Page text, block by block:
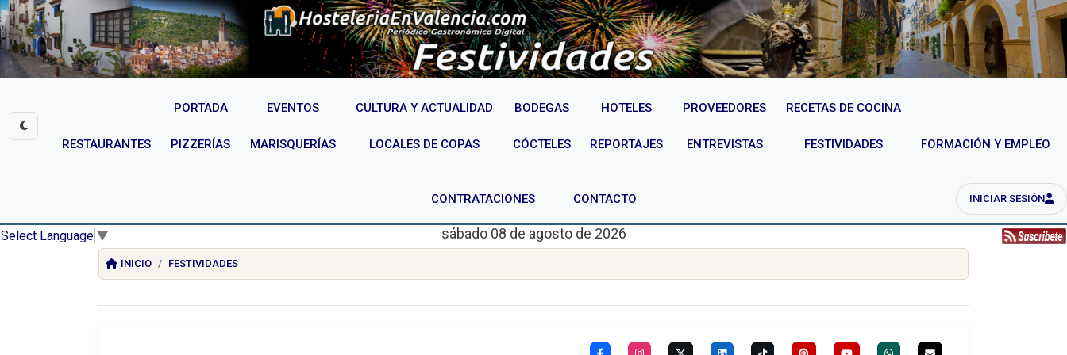
PORTADA EVENTOS CULTURA Y ACTUALIDAD BODEGAS HOTELES PROVEEDORES RECETAS DE COCINA
RESTAURANTES PIZZERÍAS MARISQUERÍAS LOCALES DE COPAS CÓCTELES REPORTAJES ENTREVISTAS FESTIVIDADES FORMACIÓN Y EMPLEO
CONTRATACIONES CONTACTO INICIAR SESIÓN
Select Language ▼ sábado 08 de agosto de 2026
INICIO FESTIVIDADES